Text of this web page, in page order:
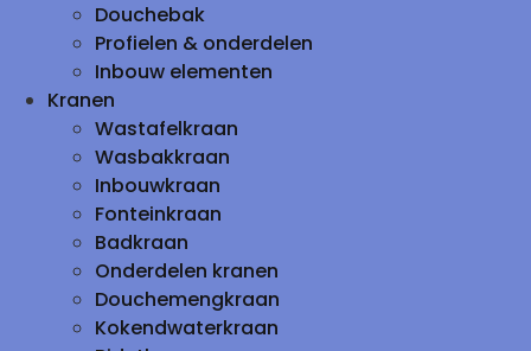
Douchebak
Profielen & onderdelen
Inbouw elementen
Kranen
Wastafelkraan
Wasbakkraan
Inbouwkraan
Fonteinkraan
Badkraan
Onderdelen kranen
Douchemengkraan
Kokendwaterkraan